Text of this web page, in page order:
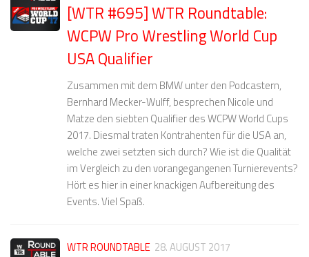
[WTR #695] WTR Roundtable:
WCPW Pro Wrestling World Cup
USA Qualifier
Zusammen mit dem BMW unter den Podcastern,
Bernhard Mecker-Wulff, besprechen Nicole und
Matze den siebten Qualifier des WCPW World Cups
2017. Diesmal traten Kontrahenten für die USA an,
welche zwei setzten sich durch? Wie ist die Qualität
im Vergleich zu den vorangegangenen Turnierevents?
Hört es hier in einer knackigen Aufbereitung des
Events. Viel Spaß.
WTR ROUNDTABLE 28. AUGUST 2017